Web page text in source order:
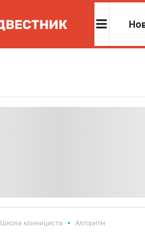
Школа клинициста • Алгоритм